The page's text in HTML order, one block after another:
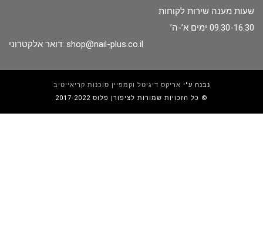
שעות מענה שירות לקוחות
09.30-16.30 ימים א’-ה’
דואר אלקטרוני: shop@nail-plus.co.il
נבנה ע"י אריקס דיגיטל וקמפיין סוכנות קריאייטיב
כל הזכויות שמורות לציפורן פלוס 2017-2022 ©